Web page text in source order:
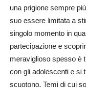
una prigione sempre
suo essere limitata a
singolo momento in
partecipazione e
meraviglioso spesso è
con gli adolescenti e si
scuotono. Temi di cui